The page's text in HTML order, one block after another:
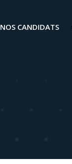
NOS CANDIDATS